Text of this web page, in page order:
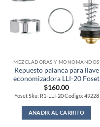
MEZCLADORAS Y MONOMANDOS
Repuesto palanca para llave
economizadora LLI-20 Foset
$160.00
Foset Sku: R1-LLI-20 Codigo: 49228
AÑADIR AL CARRITO